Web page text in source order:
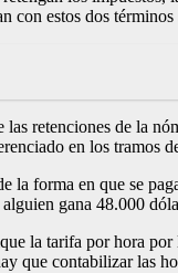
estos dos
retenciones de la
en los tramos
la forma en que se
gana 48.000
la tarifa por hora
que contabilizar las